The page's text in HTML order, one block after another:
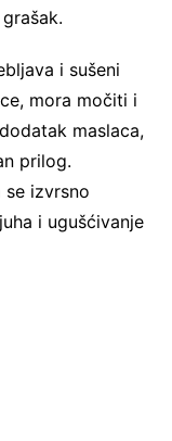
i sušeni
mora močiti i
maslaca,
prilog.
se izvrsno
i ugušćivanje